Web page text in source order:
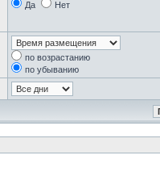
Да Нет
по возрастанию
по убыванию